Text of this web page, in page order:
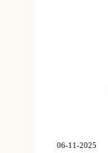
06-11-2025